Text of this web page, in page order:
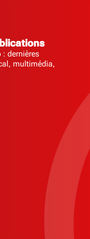
: dernières
multimédia,